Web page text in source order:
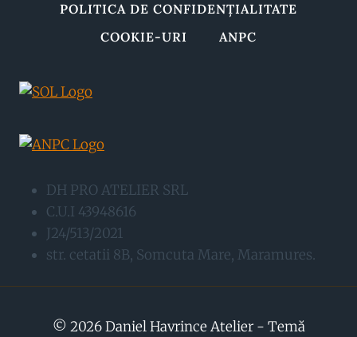
POLITICA DE CONFIDENȚIALITATE
COOKIE-URI
ANPC
DH PRO ATELIER SRL
C.U.I 43948616
J24/513/2021
str. cetatii 8B, Somcuta Mare, Maramures.
© 2026 Daniel Havrince Atelier - Temă